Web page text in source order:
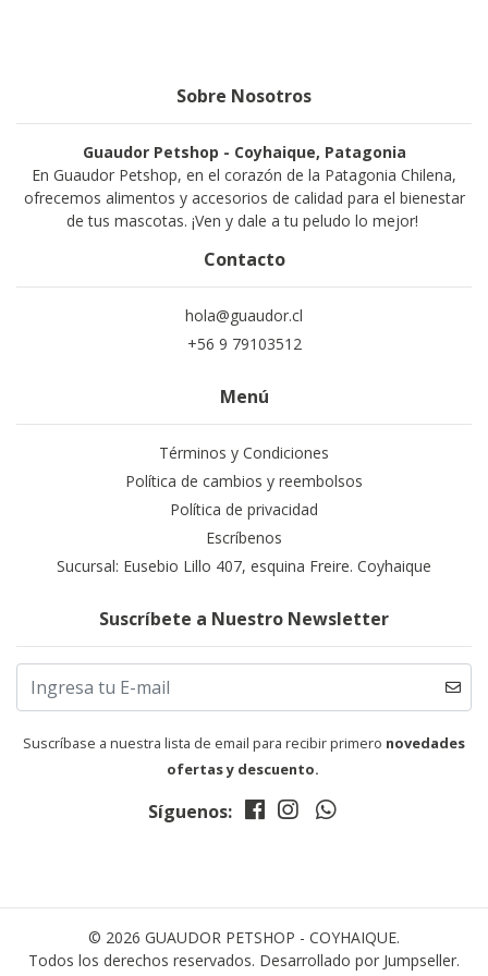
Sobre Nosotros
Guaudor Petshop - Coyhaique, Patagonia
En Guaudor Petshop, en el corazón de la Patagonia Chilena,
ofrecemos alimentos y accesorios de calidad para el bienestar
de tus mascotas. ¡Ven y dale a tu peludo lo mejor!
Contacto
hola@guaudor.cl
+56 9 79103512
Menú
Términos y Condiciones
Política de cambios y reembolsos
Política de privacidad
Escríbenos
Sucursal: Eusebio Lillo 407, esquina Freire. Coyhaique
Suscríbete a Nuestro Newsletter
Suscríbase a nuestra lista de email para recibir primero novedades
ofertas y descuento.
Síguenos:
© 2026 GUAUDOR PETSHOP - COYHAIQUE.
Todos los derechos reservados. Desarrollado por Jumpseller.